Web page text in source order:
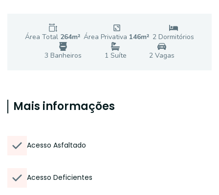
Área Total 264m² Área Privativa 146m² 2 Dormitórios
3 Banheiros 1 Suíte 2Vagas
Mais informações
Acesso Asfaltado
Acesso Deficientes